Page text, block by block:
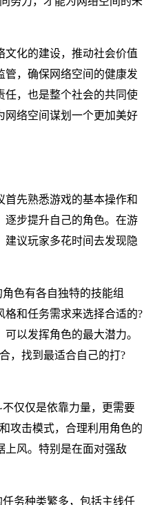
文化的建设，推动社会价值
管，确保网络空间的健康发
任，也是整个社会的共同使
网络空间谋划一个更加美好
先熟悉游戏的基本操作和
逐步提升自己的角色。在游
建议玩家多花时间去发现隐
色有各自独特的技能组
和任务需求来选择合适的?
以发挥角色的最大潜力。
，找到最适合自己的打?
仅仅是依靠力量，更需要
攻击模式，合理利用角色的
上风。特别是在面对强敌
务种类繁多，包括主线任